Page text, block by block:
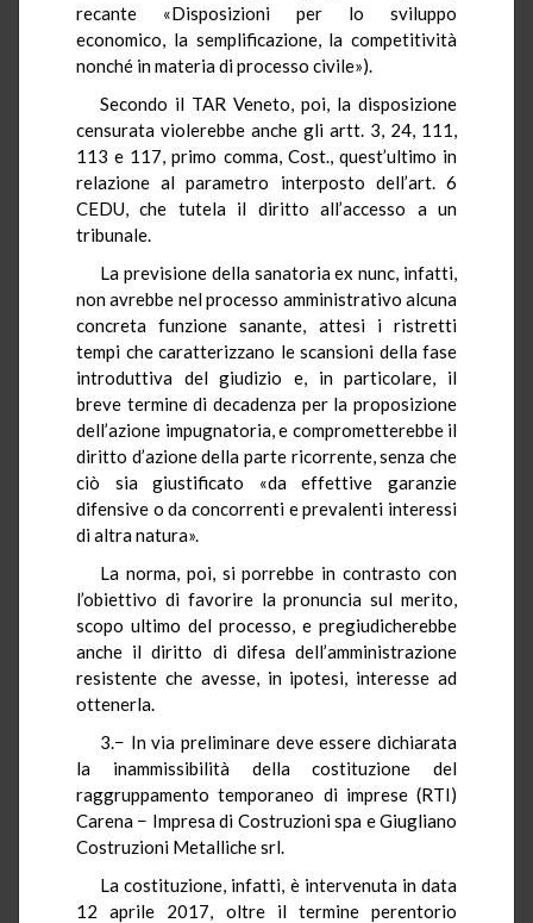
recante «Disposizioni per lo sviluppo
economico, la semplificazione, la competitività
nonché in materia di processo civile»).
Secondo il TAR Veneto, poi, la disposizione
censurata violerebbe anche gli artt. 3, 24, 111,
113 e 117, primo comma, Cost., quest’ultimo in
relazione al parametro interposto dell’art. 6
CEDU, che tutela il diritto all’accesso a un
tribunale.
La previsione della sanatoria ex nunc, infatti,
non avrebbe nel processo amministrativo alcuna
concreta funzione sanante, attesi i ristretti
tempi che caratterizzano le scansioni della fase
introduttiva del giudizio e, in particolare, il
breve termine di decadenza per la proposizione
dell’azione impugnatoria, e comprometterebbe il
diritto d’azione della parte ricorrente, senza che
ciò sia giustificato «da effettive garanzie
difensive o da concorrenti e prevalenti interessi
di altra natura».
La norma, poi, si porrebbe in contrasto con
l’obiettivo di favorire la pronuncia sul merito,
scopo ultimo del processo, e pregiudicherebbe
anche il diritto di difesa dell’amministrazione
resistente che avesse, in ipotesi, interesse ad
ottenerla.
3.− In via preliminare deve essere dichiarata
la inammissibilità della costituzione del
raggruppamento temporaneo di imprese (RTI)
Carena − Impresa di Costruzioni spa e Giugliano
Costruzioni Metalliche srl.
La costituzione, infatti, è intervenuta in data
12 aprile 2017, oltre il termine perentorio